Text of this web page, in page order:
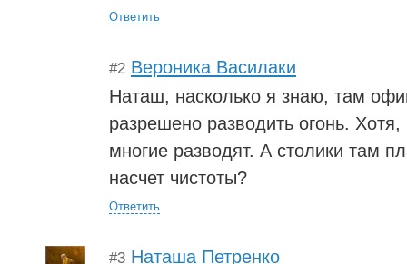
Ответить
#2 Вероника Василаки
Наташ, насколько я знаю, там
разрешено разводить огонь.
многие разводят. А столики там
насчет чистоты?
Ответить
#3 Наташа Петренко